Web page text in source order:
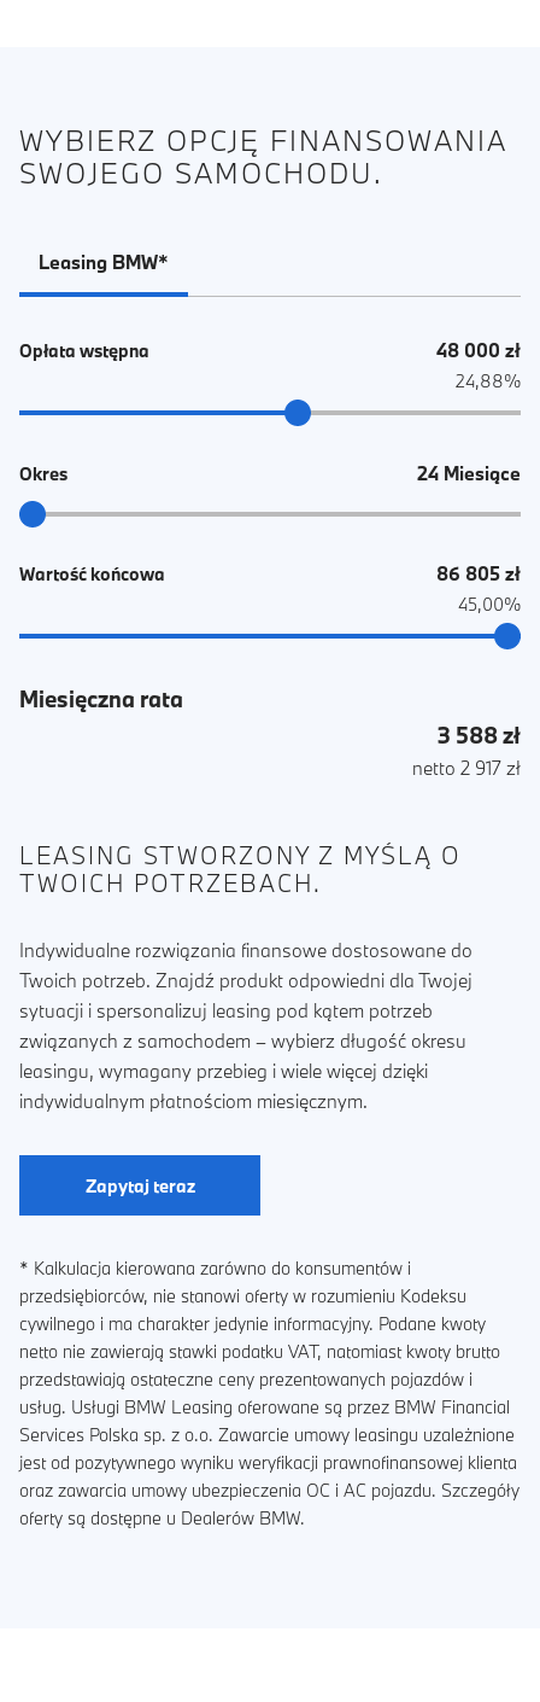
WYBIERZ OPCJĘ FINANSOWANIA
SWOJEGO SAMOCHODU.
Leasing BMW*
Opłata wstępna 48 000 zł
24,88%
Okres 24 Miesiące
Wartość końcowa 86 805 zł
45,00%
Miesięczna rata
3 588 zł
netto 2 917 zł
LEASING STWORZONY Z MYŚLĄ O
TWOICH POTRZEBACH.
Indywidualne rozwiązania finansowe dostosowane do
Twoich potrzeb. Znajdź produkt odpowiedni dla Twojej
sytuacji i spersonalizuj leasing pod kątem potrzeb
związanych z samochodem – wybierz długość okresu
leasingu, wymagany przebieg i wiele więcej dzięki
indywidualnym płatnościom miesięcznym.
Zapytaj teraz
* Kalkulacja kierowana zarówno do konsumentów i
przedsiębiorców, nie stanowi oferty w rozumieniu Kodeksu
cywilnego i ma charakter jedynie informacyjny. Podane kwoty
netto nie zawierają stawki podatku VAT, natomiast kwoty brutto
przedstawiają ostateczne ceny prezentowanych pojazdów i
usług. Usługi BMW Leasing oferowane są przez BMW Financial
Services Polska sp. z o.o. Zawarcie umowy leasingu uzależnione
jest od pozytywnego wyniku weryfikacji prawnofinansowej klienta
oraz zawarcia umowy ubezpieczenia OC i AC pojazdu. Szczegóły
oferty są dostępne u Dealerów BMW.